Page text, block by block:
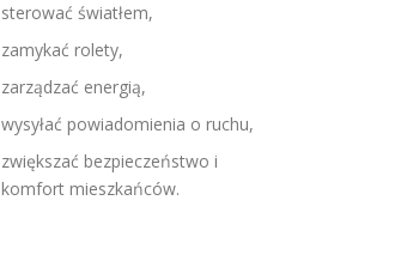
sterować światłem,
zamykać rolety,
zarządzać energią,
wysyłać powiadomienia o ruchu,
zwiększać bezpieczeństwo i
komfort mieszkańców.